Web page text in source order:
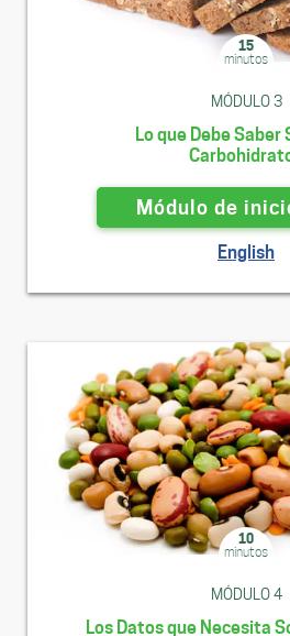
15
minutos
MÓDULO 3
Lo que Debe Saber
Módulo de
English
10
minutos
MÓDULO 4
Los Datos que Necesita